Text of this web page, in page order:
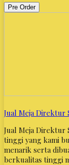
Pre Order
Jual Meja Direktur
Jual Meja Direktur
tinggi yang kami
menarik serta
berkualitas tinggi